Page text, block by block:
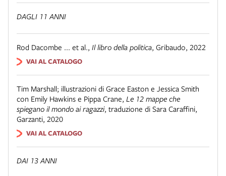
DAGLI 11 ANNI
Rod Dacombe ... et al., Il libro della politica, Gribaudo, 2022
VAI AL CATALOGO
Tim Marshall; illustrazioni di Grace Easton e Jessica Smith
con Emily Hawkins e Pippa Crane, Le 12 mappe che
spiegano il mondo ai ragazzi, traduzione di Sara Caraffini,
Garzanti, 2020
VAI AL CATALOGO
DAI 13 ANNI